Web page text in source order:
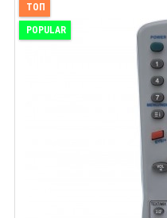
ТОП
POPULAR